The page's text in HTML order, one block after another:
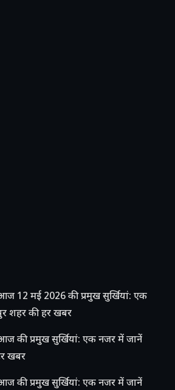
12 मई 2026 की प्रमुख सुर्खियां: एक
शहर की हर खबर
की प्रमुख सुर्खियां: एक नजर में जानें
खबर
की प्रमुख सुर्खियां: एक नजर में जानें